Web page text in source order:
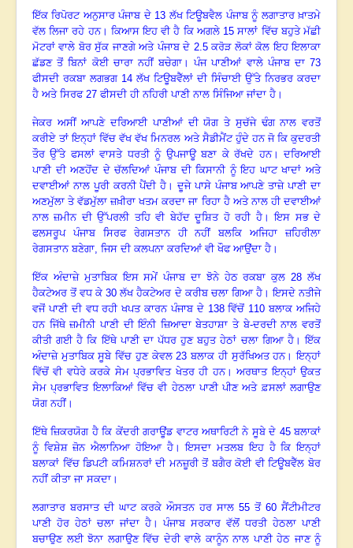
ਇੱਕ ਰਿਪੋਰਟ ਅਨੁਸਾਰ ਪੰਜਾਬ ਦੇ 13 ਲੱਖ ਟਿਊਬਵੈਲ ਪੰਜਾਬ ਨੂੰ ਲਗਾਤਾਰ ਖ਼ਾਤਮੇ
ਵੱਲ ਲਿਜਾ ਰਹੇ ਹਨ। ਕਿਆਸ ਇਹ ਵੀ ਹੈ ਕਿ ਅਗਲੇ 15 ਸਾਲਾਂ ਵਿੱਚ ਬਹੁਤੇ ਮੱਛੀ
ਮੋਟਰਾਂ ਵਾਲੇ ਬੋਰ ਸੁੱਕ ਜਾਣਗੇ ਅਤੇ ਪੰਜਾਬ ਦੇ 2.5 ਕਰੋੜ ਲੋਕਾਂ ਕੋਲ ਇਹ ਇਲਾਕਾ
ਛੱਡਣ ਤੋਂ ਬਿਨਾਂ ਕੋਈ ਚਾਰਾ ਨਹੀਂ ਬਚੇਗਾ । ਪੰਜ ਪਾਣੀਆਂ ਵਾਲੇ ਪੰਜਾਬ ਦਾ 73
ਫੀਸਦੀ ਰਕਬਾ ਲਗਭਗ 14 ਲੱਖ ਟਿਊਬਵੈੱਲਾਂ ਦੀ ਸਿੰਚਾਈ ਉੱਤੇ ਨਿਰਭਰ ਕਰਦਾ
ਹੈ ਅਤੇ ਸਿਰਫ 27 ਫੀਸਦੀ ਹੀ ਨਹਿਰੀ ਪਾਣੀ ਨਾਲ ਸਿੰਜਿਆ ਜਾਂਦਾ ਹੈ ।
ਜੇਕਰ ਅਸੀਂ ਆਪਣੇ ਦਰਿਆਈ ਪਾਣੀਆਂ ਦੀ ਯੋਗ ਤੇ ਸੁਚੱਜੇ ਢੰਗ ਨਾਲ ਵਰਤੋਂ
ਕਰੀਏ ਤਾਂ ਇਨ੍ਹਾਂ ਵਿੱਚ ਵੱਖ ਵੱਖ ਮਿਨਰਲ ਅਤੇ ਸੈਡੀਮੈਂਟ ਹੁੰਦੇ ਹਨ ਜੋ ਕਿ ਕੁਦਰਤੀ
ਤੌਰ ਉੱਤੇ ਫਸਲਾਂ ਵਾਸਤੇ ਧਰਤੀ ਨੂੰ ਉਪਜਾਊ ਬਣਾ ਕੇ ਰੱਖਦੇ ਹਨ।ਦਰਿਆਈ
ਪਾਣੀ ਦੀ ਅਣਹੋਂਦ ਦੇ ਚੱਲਦਿਆਂ ਪੰਜਾਬ ਦੀ ਕਿਸਾਨੀ ਨੂੰ ਇਹ ਘਾਟ ਖਾਦਾਂ ਅਤੇ
ਦਵਾਈਆਂ ਨਾਲ ਪੂਰੀ ਕਰਨੀ ਪੈਂਦੀ ਹੈ। ਦੂਜੇ ਪਾਸੇ ਪੰਜਾਬ ਆਪਣੇ ਤਾਜ਼ੇ ਪਾਣੀ ਦਾ
ਅਣਮੁੱਲਾ ਤੇ ਵੱਡਮੁੱਲਾ ਜ਼ਖ਼ੀਰਾ ਖਤਮ ਕਰਦਾ ਜਾ ਰਿਹਾ ਹੈ ਅਤੇ ਨਾਲ ਹੀ ਦਵਾਈਆਂ
ਨਾਲ ਜ਼ਮੀਨ ਦੀ ਉੱਪਰਲੀ ਤਹਿ ਵੀ ਬੇਹੱਦ ਦੂਸ਼ਿਤ ਹੋ ਰਹੀ ਹੈ।ਇਸ ਸਭ ਦੇ
ਫਲਸਰੂਪ ਪੰਜਾਬ ਸਿਰਫ ਰੇਗਸਤਾਨ ਹੀ ਨਹੀਂ ਬਲਕਿ ਅਜਿਹਾ ਜ਼ਹਿਰੀਲਾ
ਰੇਗਸਤਾਨ ਬਣੇਗਾ, ਜਿਸ ਦੀ ਕਲਪਨਾ ਕਰਦਿਆਂ ਵੀ ਖੌਫ ਆਉਂਦਾ ਹੈ ।
ਇੱਕ ਅੰਦਾਜ਼ੇ ਮੁਤਾਬਿਕ ਇਸ ਸਮੇਂ ਪੰਜਾਬ ਦਾ ਝੋਨੇ ਹੇਠ ਰਕਬਾ ਕੁਲ28 ਲੱਖ
ਹੈਕਟੇਅਰ ਤੋਂ ਵਧ ਕੇ 30 ਲੱਖ ਹੈਕਟੇਅਰ ਦੇ ਕਰੀਬ ਚਲਾ ਗਿਆ ਹੈ। ਇਸਦੇ ਨਤੀਜੇ
ਵਜੋਂ ਪਾਣੀ ਦੀ ਵਧ ਰਹੀ ਖਪਤ ਕਾਰਨ ਪੰਜਾਬ ਦੇ 138 ਵਿੱਚੋਂ 110 ਬਲਾਕ ਅਜਿਹੇ
ਹਨ ਜਿੱਥੇ ਜ਼ਮੀਨੀ ਪਾਣੀ ਦੀ ਇੰਨੀ ਜ਼ਿਆਦਾ ਬੇਤਹਾਸ਼ਾ ਤੇ ਬੇ-ਦਰਦੀ ਨਾਲ ਵਰਤੋਂ
ਕੀਤੀ ਗਈ ਹੈ ਕਿ ਇੱਥੇ ਪਾਣੀ ਦਾ ਪੱਧਰ ਹੁਣ ਬਹੁਤ ਹੇਠਾਂ ਚਲਾ ਗਿਆ ਹੈ। ਇੱਕ
ਅੰਦਾਜ਼ੇ ਮੁਤਾਬਿਕ ਸੂਬੇ ਵਿੱਚ ਹੁਣ ਕੇਵਲ23 ਬਲਾਕ ਹੀ ਸੁਰੱਖਿਅਤ ਹਨ। ਇਨ੍ਹਾਂ
ਵਿੱਚੋਂ ਵੀ ਵਧੇਰੇ ਕਰਕੇ ਸੇਮ ਪ੍ਰਭਾਵਿਤ ਖੇਤਰ ਹੀ ਹਨ। ਅਰਥਾਤ ਇਨ੍ਹਾਂ ਉਕਤ
ਸੇਮ ਪ੍ਰਭਾਵਿਤ ਇਲਾਕਿਆਂ ਵਿੱਚ ਵੀ ਹੇਠਲਾ ਪਾਣੀ ਪੀਣ ਅਤੇ ਫ਼ਸਲਾਂ ਲਗਾਉਣ
ਯੋਗ ਨਹੀਂ।
ਇੱਥੇ ਜ਼ਿਕਰਯੋਗ ਹੈ ਕਿ ਕੇਂਦਰੀ ਗਰਾਊਂਡ ਵਾਟਰ ਅਥਾਰਿਟੀ ਨੇ ਸੂਬੇ ਦੇ 45 ਬਲਾਕਾਂ
ਨੂੰ ਵਿਸ਼ੇਸ਼ ਜ਼ੋਨ ਐਲਾਨਿਆ ਹੋਇਆ ਹੈ। ਇਸਦਾ ਮਤਲਬ ਇਹ ਹੈ ਕਿ ਇਨ੍ਹਾਂ
ਬਲਾਕਾਂ ਵਿੱਚ ਡਿਪਟੀ ਕਮਿਸ਼ਨਰਾਂ ਦੀ ਮਨਜ਼ੂਰੀ ਤੋਂ ਬਗੈਰ ਕੋਈ ਵੀ ਟਿਊਬਵੈੱਲ ਬੋਰ
ਨਹੀਂ ਕੀਤਾ ਜਾ ਸਕਦਾ ।
ਲਗਾਤਾਰ ਬਰਸਾਤ ਦੀ ਘਾਟ ਕਰਕੇ ਔਸਤਨ ਹਰ ਸਾਲ 55 ਤੋਂ 60 ਸੈਂਟੀਮੀਟਰ
ਪਾਣੀ ਹੋਰ ਹੇਠਾਂ ਚਲਾ ਜਾਂਦਾ ਹੈ।ਪੰਜਾਬ ਸਰਕਾਰ ਵੱਲੋਂ ਧਰਤੀ ਹੇਠਲਾ ਪਾਣੀ
ਬਚਾਉਣ ਲਈ ਝੋਨਾ ਲਗਾਉਣ ਵਿੱਚ ਦੇਰੀ ਵਾਲੇ ਕਾਨੂੰਨ ਨਾਲ ਪਾਣੀ ਹੇਠ ਜਾਣ ਨੂੰ